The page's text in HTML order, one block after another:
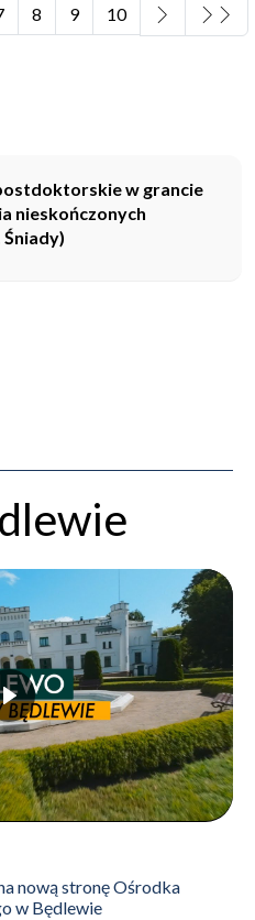
Strona 1 z 11
8 9 10
w grancie
nieskończonych
Śniady)
nową stronę Ośrodka
w Będlewie